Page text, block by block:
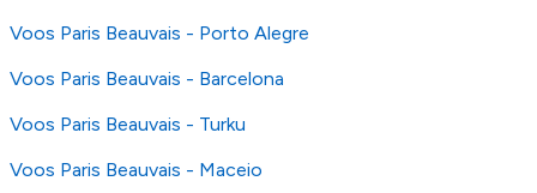
Voos Paris Beauvais - Porto Alegre
Voos Paris Beauvais - Barcelona
Voos Paris Beauvais - Turku
Voos Paris Beauvais - Maceio